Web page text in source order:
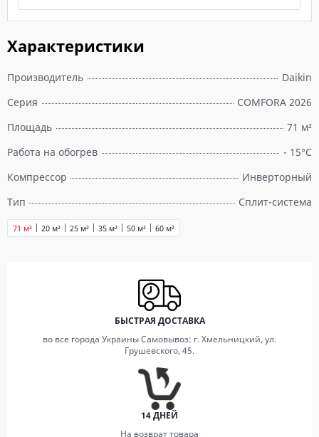
Характеристики
Производитель
Daikin
Серия
COMFORA 2026
Площадь
71 м²
Работа на обогрев
- 15°С
Компрессор
Инверторный
Тип
Сплит-система
20 м² 25 м² 35 м² 50 м² 60 м²
71 м²
БЫСТРАЯ ДОСТАВКА
во все города Украины Самовывоз: г. Хмельницкий, ул.
Грушевского, 45.
14 ДНЕЙ
На возврат товара